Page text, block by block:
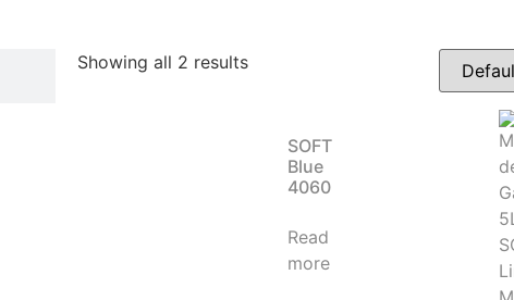
Showing all 2 results
SOFT
Blue
4060
Read
more